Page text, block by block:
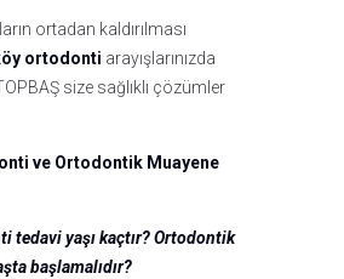
ortadan kaldırılması
ortodonti arayışlarınızda
size sağlıklı çözümler
ve Ortodontik Muayene
tedavi yaşı kaçtır? Ortodontik
başlamalıdır?